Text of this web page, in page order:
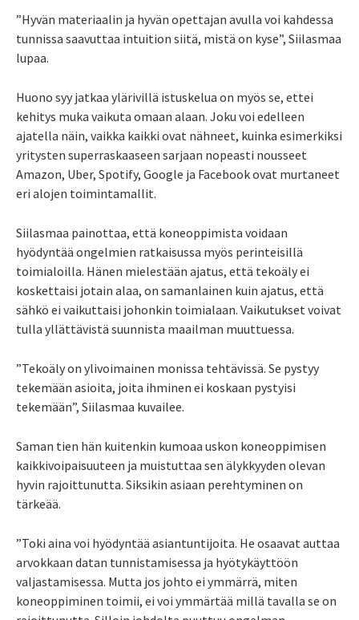
”Hyvän materiaalin ja hyvän opettajan avulla voi kahdessa
tunnissa saavuttaa intuition siitä, mistä on kyse”, Siilasmaa
lupaa.
Huono syy jatkaa ylärivillä istuskelua on myös se, ettei
kehitys muka vaikuta omaan alaan. Joku voi edelleen
ajatella näin, vaikka kaikki ovat nähneet, kuinka esimerkiksi
yritysten superraskaaseen sarjaan nopeasti nousseet
Amazon, Uber, Spotify, Google ja Facebook ovat murtaneet
eri alojen toimintamallit.
Siilasmaa painottaa, että koneoppimista voidaan
hyödyntää ongelmien ratkaisussa myös perinteisillä
toimialoilla. Hänen mielestään ajatus, että tekoäly ei
koskettaisi jotain alaa, on samanlainen kuin ajatus, että
sähkö ei vaikuttaisi johonkin toimialaan. Vaikutukset voivat
tulla yllättävistä suunnista maailman muuttuessa.
”Tekoäly on ylivoimainen monissa tehtävissä. Se pystyy
tekemään asioita, joita ihminen ei koskaan pystyisi
tekemään”, Siilasmaa kuvailee.
Saman tien hän kuitenkin kumoaa uskon koneoppimisen
kaikkivoipaisuuteen ja muistuttaa sen älykkyyden olevan
hyvin rajoittunutta. Siksikin asiaan perehtyminen on
tärkeää.
”Toki aina voi hyödyntää asiantuntijoita. He osaavat auttaa
arvokkaan datan tunnistamisessa ja hyötykäyttöön
valjastamisessa. Mutta jos johto ei ymmärrä, miten
koneoppiminen toimii, ei voi ymmärtää millä tavalla se on